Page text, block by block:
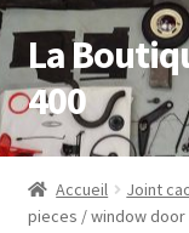
Aller
à
la
navigation
Aller
au
contenu
La
400
Accueil
Boutique
Accueil Joint
pieces / window door